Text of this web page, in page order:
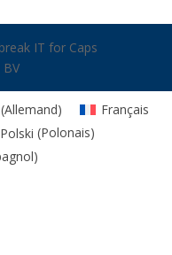
IT for Caps
(Allemand)
Français
Polski (Polonais)
)